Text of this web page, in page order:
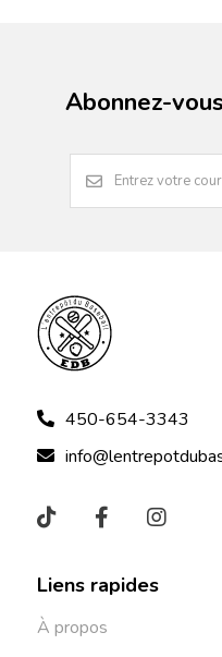
Abonnez-
450-654-3343
Liens rapides
À propos